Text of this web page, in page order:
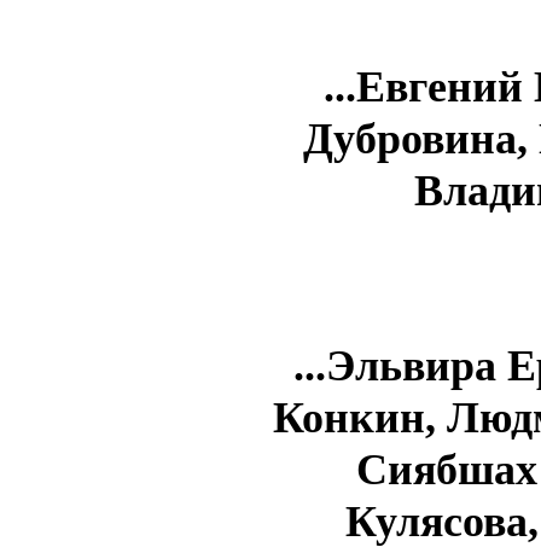
Дубровина,
...Эльвира
Конкин,